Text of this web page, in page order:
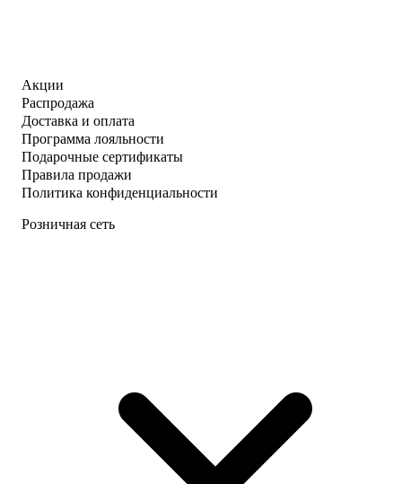
Акции
Распродажа
Доставка и оплата
Программа лояльности
Подарочные сертификаты
Правила продажи
Политика конфиденциальности
Розничная сеть